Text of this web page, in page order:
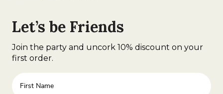
Let’s be Friends
Join the party and uncork 10% discount on your
first order.
First Name